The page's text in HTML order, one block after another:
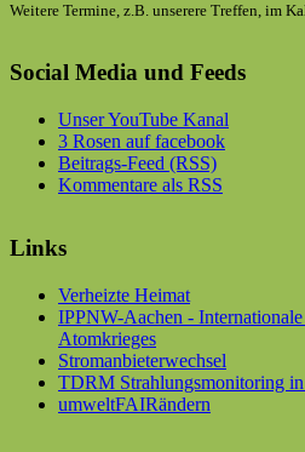
Weitere Termine, z.B. unserere Treffen, im
Social Media und Feeds
Unser YouTube Kanal
3 Rosen auf facebook
Beitrags-Feed (RSS)
Kommentare als RSS
Links
Verheizte Heimat
IPPNW-Aachen -
Atomkrieges
Stromanbieterwechsel
TDRM Strahlungsmonitoring
umweltFAIRändern